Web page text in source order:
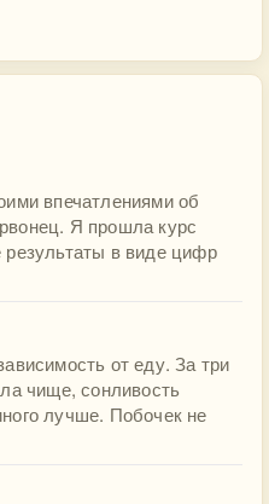
впечатлениями об
Я прошла курс
в виде цифр
от еду. За три
чище, сонливость
лучше. Побочек не